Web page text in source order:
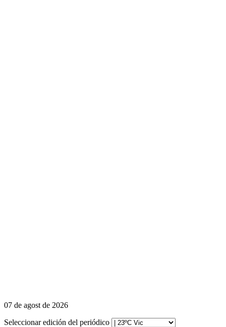
07 de agost de 2026
Seleccionar edición del periódico